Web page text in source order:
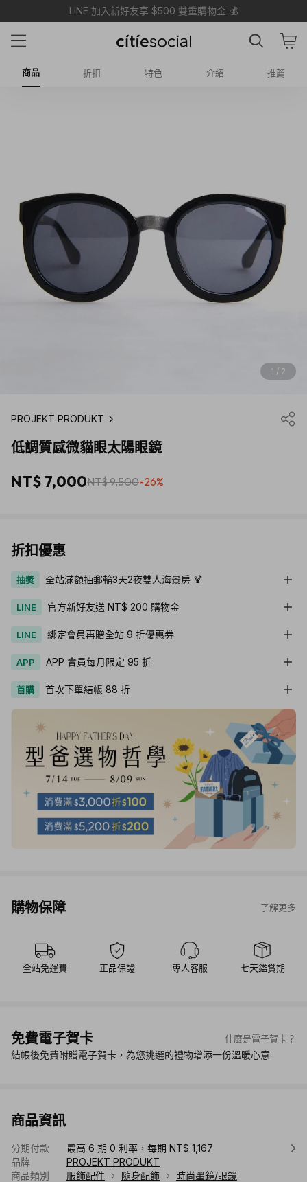
LINE 加入新好友享 $500 雙重購物金 💰
商品 折扣 特色 介紹 推薦
1 / 2
PROJEKT PRODUKT
低調質感微貓眼太陽眼鏡
NT$ 7,000NT$ 9,500-26%
折扣優惠
抽獎 全站滿額抽郵輪3天2夜雙人海景房 🍹
LINE 官方新好友送 NT$ 200 購物金
LINE 綁定會員再贈全站 9 折優惠券
APP APP 會員每月限定 95 折
首購 首次下單結帳 88 折
購物保障 了解更多
全站免運費 正品保證 專人客服 七天鑑賞期
免費電子賀卡 什麼是電子賀卡？
結帳後免費附贈電子賀卡，為您挑選的禮物增添一份溫暖心意
商品資訊
分期付款
最高 6 期 0 利率，每期 NT$ 1,167
品牌
PROJEKT PRODUKT
商品類別
服飾配件 隨身配飾 時尚墨鏡/眼鏡